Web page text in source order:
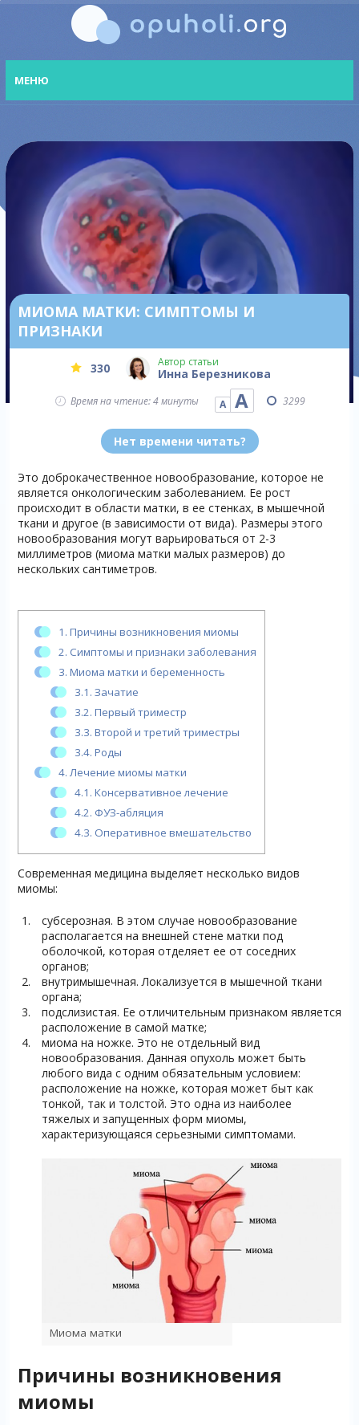
МЕНЮ
МИОМА МАТКИ: СИМПТОМЫ И
ПРИЗНАКИ
330 Автор статьи
Инна Березникова
Время на чтение: 4 минуты А А 3299
Нет времени читать?
Это доброкачественное новообразование, которое не
является онкологическим заболеванием. Ее рост
происходит в области матки, в ее стенках, в мышечной
ткани и другое (в зависимости от вида). Размеры этого
новообразования могут варьироваться от 2-3
миллиметров (миома матки малых размеров) до
нескольких сантиметров.
1. Причины возникновения миомы
2. Симптомы и признаки заболевания
3. Миома матки и беременность
3.1. Зачатие
3.2. Первый триместр
3.3. Второй и третий триместры
3.4. Роды
4. Лечение миомы матки
4.1. Консервативное лечение
4.2. ФУЗ-абляция
4.3. Оперативное вмешательство
Современная медицина выделяет несколько видов
миомы:
субсерозная. В этом случае новообразование
располагается на внешней стене матки под
оболочкой, которая отделяет ее от соседних
органов;
внутримышечная. Локализуется в мышечной ткани
органа;
подслизистая. Ее отличительным признаком является
расположение в самой матке;
миома на ножке. Это не отдельный вид
новообразования. Данная опухоль может быть
любого вида с одним обязательным условием:
расположение на ножке, которая может быт как
тонкой, так и толстой. Это одна из наиболее
тяжелых и запущенных форм миомы,
характеризующаяся серьезными симптомами.
Миома матки
Причины возникновения
миомы